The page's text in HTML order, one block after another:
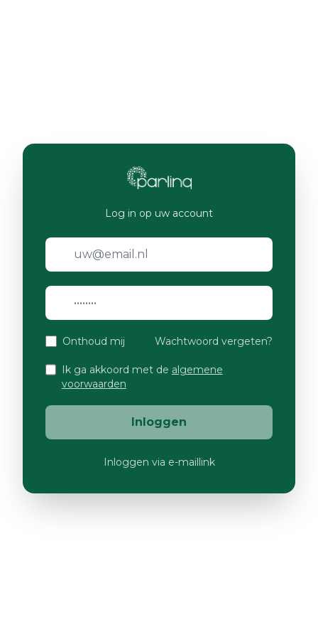
Log in op uw account
Onthoud mij Wachtwoord vergeten?
Ik ga akkoord met de algemene
voorwaarden
Inloggen
Inloggen via e-maillink